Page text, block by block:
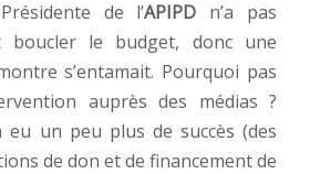
de l’APIPD n’a pas
boucler le budget, donc une
s’entamait. Pourquoi pas
auprès des médias ?
un peu plus de succès (des
de don et de financement de